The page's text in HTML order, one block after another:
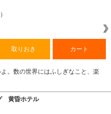
取りおき カート
。数の世界にはふしぎなこと、楽
黄昏ホテル